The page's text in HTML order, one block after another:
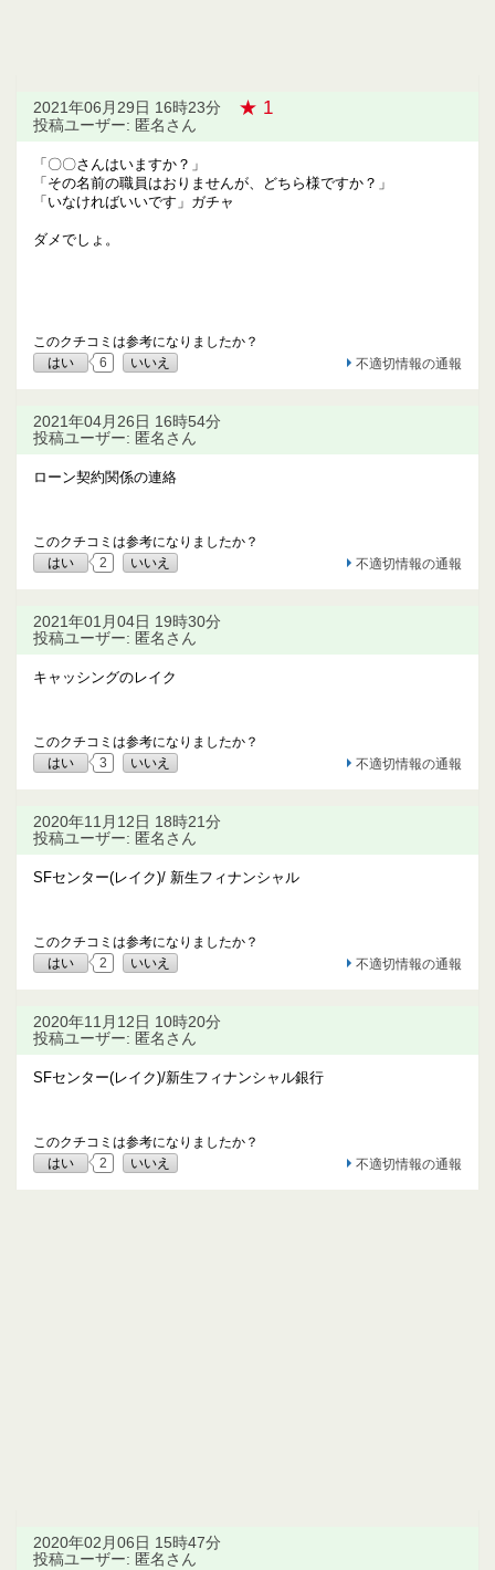
2021年06月29日 16時23分 ★ 1
投稿ユーザー: 匿名さん
「〇〇さんはいますか？」
「その名前の職員はおりませんが、どちら様ですか？」
「いなければいいです」ガチャ
ダメでしょ。
このクチコミは参考になりましたか？
はい
6 いいえ 不適切情報の通報
2021年04月26日 16時54分
投稿ユーザー: 匿名さん
ローン契約関係の連絡
このクチコミは参考になりましたか？
はい
2 いいえ 不適切情報の通報
2021年01月04日 19時30分
投稿ユーザー: 匿名さん
キャッシングのレイク
このクチコミは参考になりましたか？
はい
3 いいえ 不適切情報の通報
2020年11月12日 18時21分
投稿ユーザー: 匿名さん
SFセンター(レイク)/ 新生フィナンシャル
このクチコミは参考になりましたか？
はい
2 いいえ 不適切情報の通報
2020年11月12日 10時20分
投稿ユーザー: 匿名さん
SFセンター(レイク)/新生フィナンシャル銀行
このクチコミは参考になりましたか？
はい
2 いいえ 不適切情報の通報
2020年02月06日 15時47分
投稿ユーザー: 匿名さん